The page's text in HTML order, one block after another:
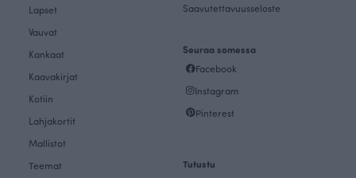
Lapset
Vauvat
Kankaat
Kaavakirjat
Kotiin
Lahjakortit
Mallistot
Teemat
Saavutettavuusseloste
Seuraa somessa
Facebook
Instagram
Pinterest
Tutustu